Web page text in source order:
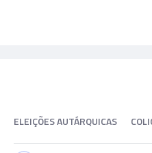
ELEIÇÕES AUTÁRQUICAS